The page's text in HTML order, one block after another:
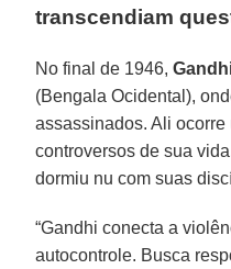
transcendiam
No final de 1946,
(Bengala Ocidental),
assassinados. Ali
controversos de sua
dormiu nu com suas
“Gandhi conecta a
autocontrole. Busca